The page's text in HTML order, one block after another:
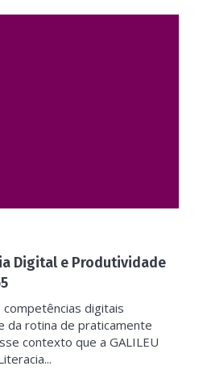
Digital e Produtividade
digitais
da rotina de praticamente
contexto que a GALILEU